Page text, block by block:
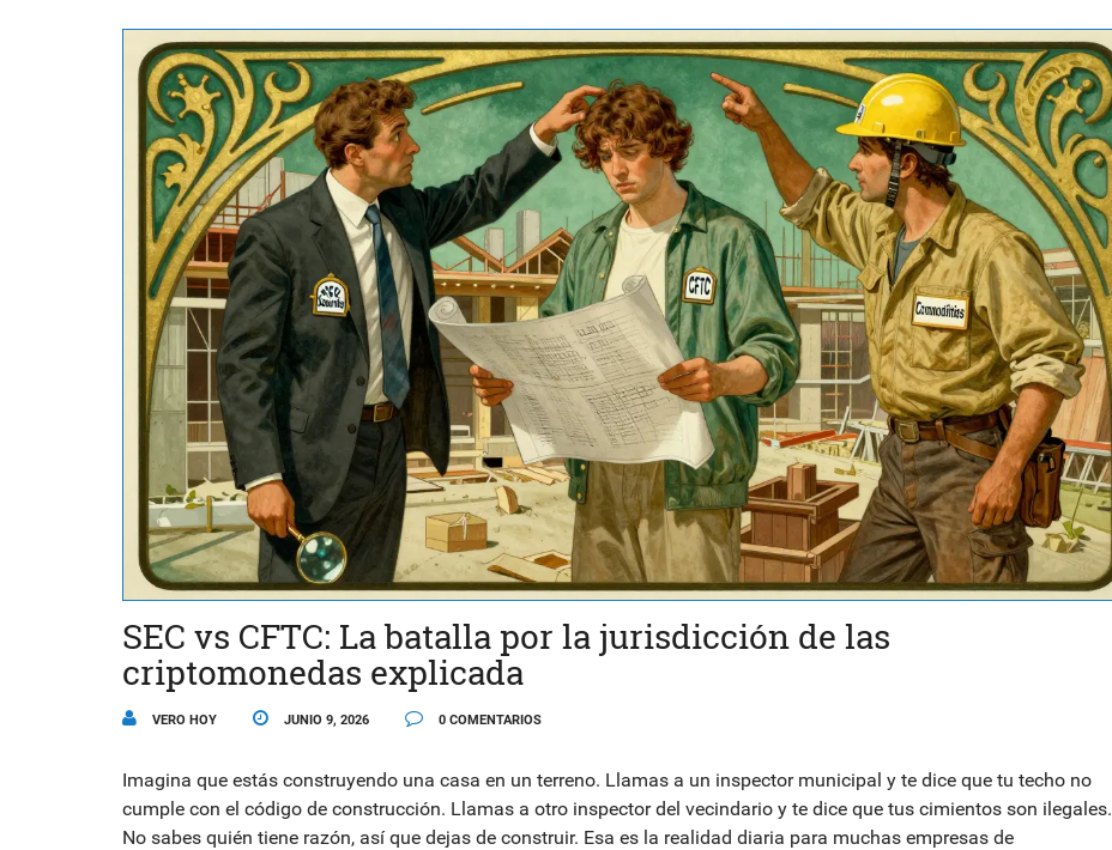
SEC vs CFTC: La batalla por la jurisdicción de las
criptomonedas explicada
VERO HOY JUNIO 9, 2026 0 COMENTARIOS
Imagina que estás construyendo una casa en un terreno. Llamas a un inspector municipal y te dice que tu techo no
cumple con el código de construcción. Llamas a otro inspector del vecindario y te dice que tus cimientos son ilegales.
No sabes quién tiene razón, así que dejas de construir. Esa es la realidad diaria para muchas empresas de